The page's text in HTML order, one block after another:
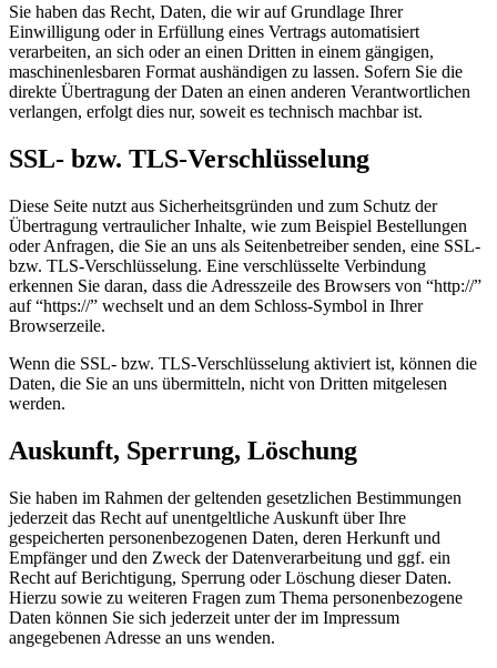
Sie haben das Recht, Daten, die wir auf Grundlage Ihrer
Einwilligung oder in Erfüllung eines Vertrags automatisiert
verarbeiten, an sich oder an einen Dritten in einem gängigen,
maschinenlesbaren Format aushändigen zu lassen. Sofern Sie die
direkte Übertragung der Daten an einen anderen Verantwortlichen
verlangen, erfolgt dies nur, soweit es technisch machbar ist.
SSL- bzw. TLS-Verschlüsselung
Diese Seite nutzt aus Sicherheitsgründen und zum Schutz der
Übertragung vertraulicher Inhalte, wie zum Beispiel Bestellungen
oder Anfragen, die Sie an uns als Seitenbetreiber senden, eine SSL-
bzw. TLS-Verschlüsselung. Eine verschlüsselte Verbindung
erkennen Sie daran, dass die Adresszeile des Browsers von “http://”
auf “https://” wechselt und an dem Schloss-Symbol in Ihrer
Browserzeile.
Wenn die SSL- bzw. TLS-Verschlüsselung aktiviert ist, können die
Daten, die Sie an uns übermitteln, nicht von Dritten mitgelesen
werden.
Auskunft, Sperrung, Löschung
Sie haben im Rahmen der geltenden gesetzlichen Bestimmungen
jederzeit das Recht auf unentgeltliche Auskunft über Ihre
gespeicherten personenbezogenen Daten, deren Herkunft und
Empfänger und den Zweck der Datenverarbeitung und ggf. ein
Recht auf Berichtigung, Sperrung oder Löschung dieser Daten.
Hierzu sowie zu weiteren Fragen zum Thema personenbezogene
Daten können Sie sich jederzeit unter der im Impressum
angegebenen Adresse an uns wenden.